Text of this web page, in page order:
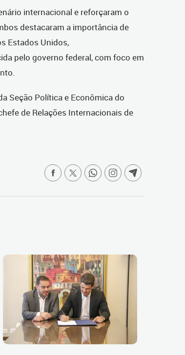
internacional e reforçaram o
destacaram a importância de
Estados Unidos,
pelo governo federal, com foco em
Seção Política e Econômica do
de Relações Internacionais de